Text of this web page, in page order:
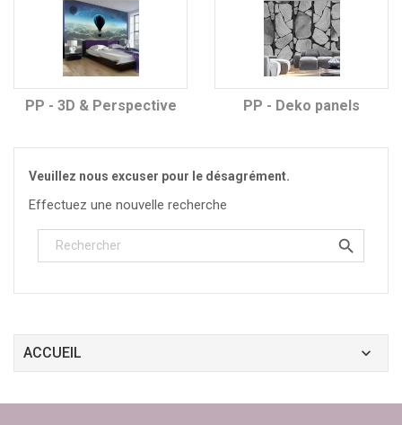
PP - 3D & Perspective PP - Deko panels
Veuillez nous excuser pour le désagrément.
Effectuez une nouvelle recherche

ACCUEIL